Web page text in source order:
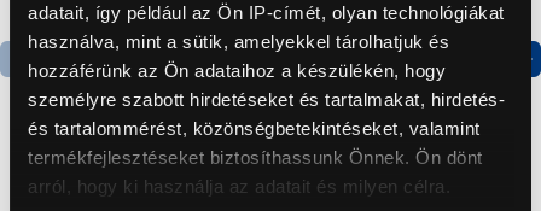
adatait, így például az Ön IP-címét, olyan technológiákat
használva, mint a sütik, amelyekkel tárolhatjuk és
hozzáférünk az Ön adataihoz a készülékén, hogy
személyre szabott hirdetéseket és tartalmakat, hirdetés-
és tartalommérést, közönségbetekintéseket, valamint
termékfejlesztéseket biztosíthassunk Önnek. Ön dönt
arról, hogy ki használja az adatait és milyen célra.
Termék adatlap
Gorenje NRS8182KX Side
by side hűtőszekrény
Termék adatlap
Alulfagyasztós